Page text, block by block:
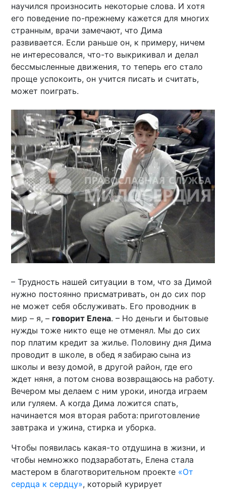
научился произносить некоторые слова. И хотя
его поведение по-прежнему кажется для многих
странным, врачи замечают, что Дима
развивается. Если раньше он, к примеру, ничем
не интересовался, что-то выкрикивал и делал
бессмысленные движения, то теперь его стало
проще успокоить, он учится писать и считать,
может поиграть.
– Трудность нашей ситуации в том, что за Димой
нужно постоянно присматривать, он до сих пор
не может себя обслуживать. Его проводник в
мир – я, – говорит Елена. – Но деньги и бытовые
нужды тоже никто еще не отменял. Мы до сих
пор платим кредит за жилье. Половину дня Дима
проводит в школе, в обед я забираю сына из
школы и везу домой, в другой район, где его
ждет няня, а потом снова возвращаюсь на работу.
Вечером мы делаем с ним уроки, иногда играем
или гуляем. А когда Дима ложится спать,
начинается моя вторая работа: приготовление
завтрака и ужина, стирка и уборка.
Чтобы появилась какая-то отдушина в жизни, и
чтобы немножко подзаработать, Елена стала
мастером в благотворительном проекте «От
сердца к сердцу», который курирует